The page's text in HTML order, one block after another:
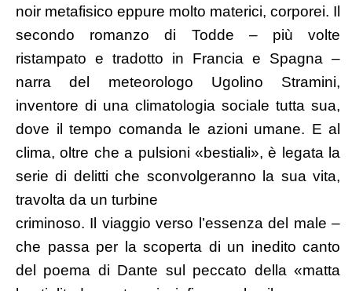
noir metafisico eppure molto materici, corporei. Il
secondo romanzo di Todde – più volte
ristampato e tradotto in Francia e Spagna –
narra del meteorologo Ugolino Stramini,
inventore di una climatologia sociale tutta sua,
dove il tempo comanda le azioni umane. E al
clima, oltre che a pulsioni «bestiali», è legata la
serie di delitti che sconvolgeranno la sua vita,
travolta da un turbine
criminoso. Il viaggio verso l’essenza del male –
che passa per la scoperta di un inedito canto
del poema di Dante sul peccato della «matta